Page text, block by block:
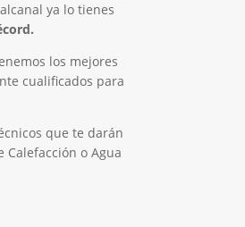
ya lo tienes
los mejores
cualificados para
que te darán
o Agua